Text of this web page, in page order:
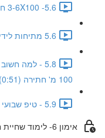
5.6- 3-6X100 חתירה ללא סנפירים (1:05)
5.6 מתיחות לידיים בסיום אימון שחייה (1:05)
5.8 - למה
100 מ' חתירה (0:51)
5.9 - טיפ שבועי לאימון מספר 5- חשוב מאוד!! (1:04)
אימון 6- לימוד